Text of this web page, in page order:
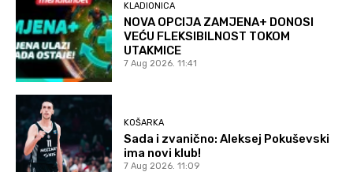
KLADIONICA
NOVA OPCIJA ZAMJENA+ DONOSI
VEĆU FLEKSIBILNOST TOKOM
UTAKMICE
7 Aug 2026. 11:41
KOŠARKA
Sada i zvanično: Aleksej Pokuševski
ima novi klub!
7 Aug 2026. 11:09